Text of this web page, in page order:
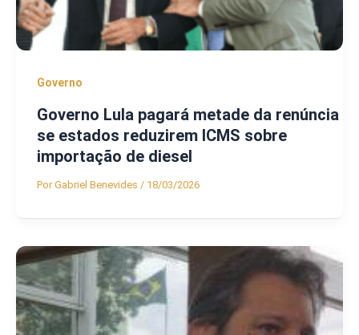
Governo
Governo Lula pagará metade da renúncia
se estados reduzirem ICMS sobre
importação de diesel
PorGabriel Benevides / 18/03/2026